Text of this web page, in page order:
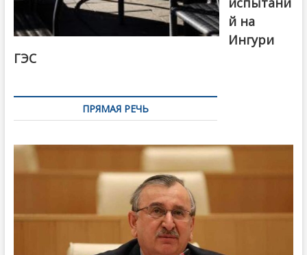
й на
Ингури
ГЭС
ПРЯМАЯ РЕЧЬ